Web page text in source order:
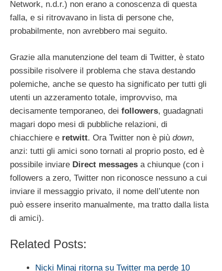
Network, n.d.r.) non erano a conoscenza di questa
falla, e si ritrovavano in lista di persone che,
probabilmente, non avrebbero mai seguito.
Grazie alla manutenzione del team di Twitter, è stato
possibile risolvere il problema che stava destando
polemiche, anche se questo ha significato per tutti gli
utenti un azzeramento totale, improvviso, ma
decisamente temporaneo, dei followers, guadagnati
magari dopo mesi di pubbliche relazioni, di
chiacchiere e retwitt. Ora Twitter non è più down,
anzi: tutti gli amici sono tornati al proprio posto, ed è
possibile inviare Direct messages a chiunque (con i
followers a zero, Twitter non riconosce nessuno a cui
inviare il messaggio privato, il nome dell’utente non
può essere inserito manualmente, ma tratto dalla lista
di amici).
Related Posts:
Nicki Minaj ritorna su Twitter ma perde 10